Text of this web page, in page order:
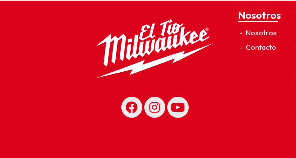
Nosotros
Nosotros
Contacto